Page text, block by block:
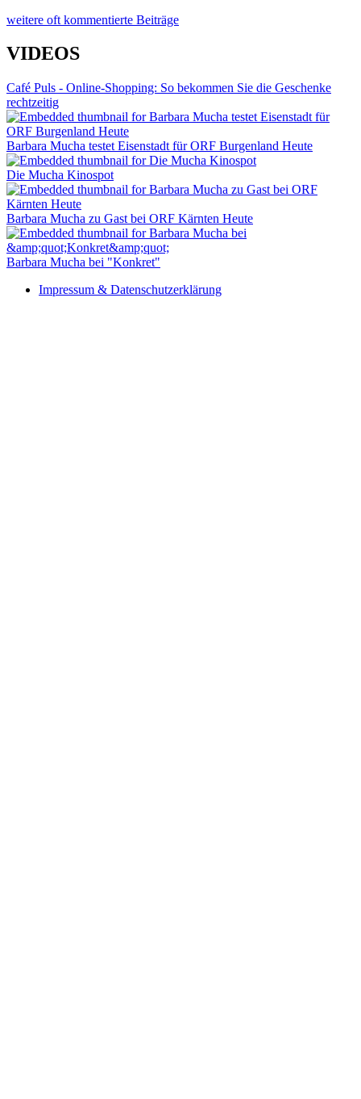
weitere oft kommentierte Beiträge
VIDEOS
Café Puls - Online-Shopping: So bekommen Sie die Geschenke
rechtzeitig
Barbara Mucha testet Eisenstadt für ORF Burgenland Heute
Die Mucha Kinospot
Barbara Mucha zu Gast bei ORF Kärnten Heute
Barbara Mucha bei "Konkret"
Impressum & Datenschutzerklärung